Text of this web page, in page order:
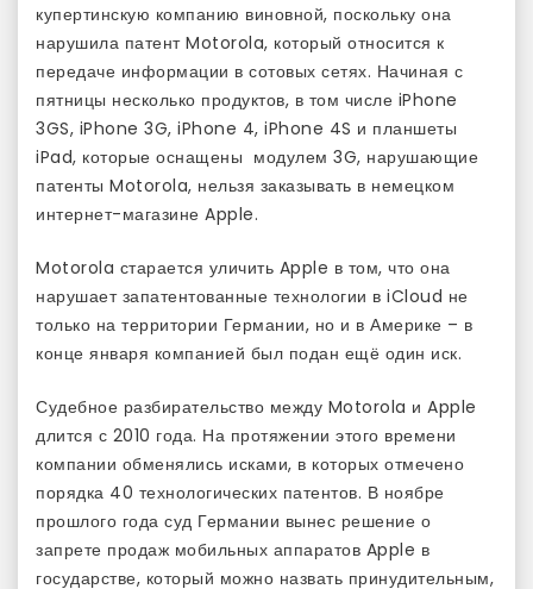
купертинскую компанию виновной, поскольку она
нарушила патент Motorola, который относится к
передаче информации в сотовых сетях. Начиная с
пятницы несколько продуктов, в том числе iPhone
3GS, iPhone 3G, iPhone 4, iPhone 4S и планшеты
iPad, которые оснащены модулем 3G, нарушающие
патенты Motorola, нельзя заказывать в немецком
интернет-магазине Apple.
Motorola старается уличить Apple в том, что она
нарушает запатентованные технологии в iCloud не
только на территории Германии, но и в Америке – в
конце января компанией был подан ещё один иск.
Судебное разбирательство между Motorola и Apple
длится с 2010 года. На протяжении этого времени
компании обменялись исками, в которых отмечено
порядка 40 технологических патентов. В ноябре
прошлого года суд Германии вынес решение о
запрете продаж мобильных аппаратов Apple в
государстве, который можно назвать принудительным,